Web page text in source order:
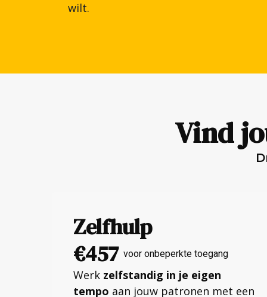
wilt.
Vind
Zelfhulp
€457 voor onbeperkte toegang
Werk zelfstandig in je eigen
tempo aan jouw patronen met een